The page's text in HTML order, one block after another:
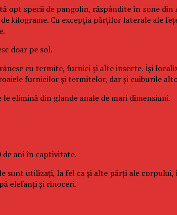
opt specii de pangolin, răspândite în zone
kilograme. Cu excepţia părţilor laterale ale
doar pe sol.
cu termite, furnici şi alte insecte. Îşi
furnicilor şi termitelor, dar şi cuiburile
elimină din glande anale de mari dimensiuni.
de ani în captivitate.
sunt utilizaţi, la fel ca şi alte părţi ale
elefanţi şi rinoceri.